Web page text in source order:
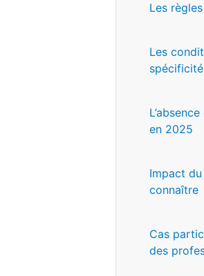
Les
Les
en 2025
Impact
connaître
Cas
des